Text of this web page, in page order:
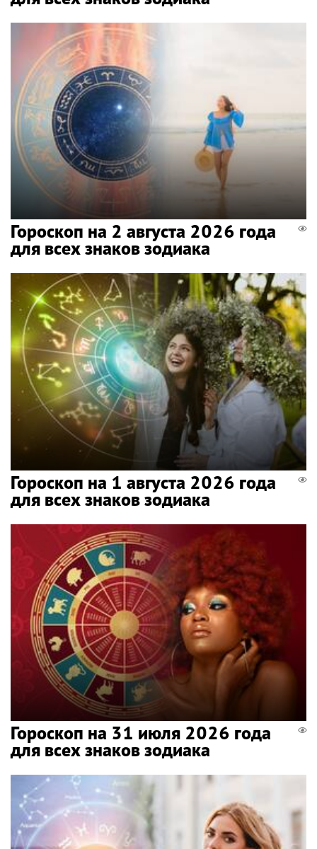
Гороскоп на 2 августа 2026 года
для всех знаков зодиака
Гороскоп на 1 августа 2026 года
для всех знаков зодиака
Гороскоп на 31 июля 2026 года
для всех знаков зодиака